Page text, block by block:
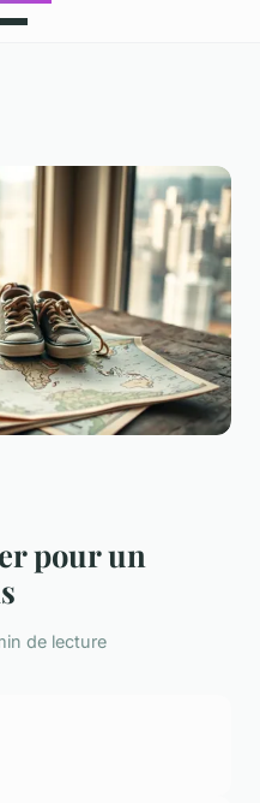
pour un
de lecture